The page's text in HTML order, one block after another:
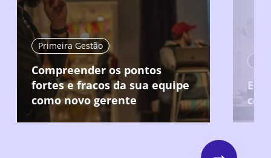
Primeira Gestão
Compreender os pontos
fortes e fracos da sua equipe
como novo gerente